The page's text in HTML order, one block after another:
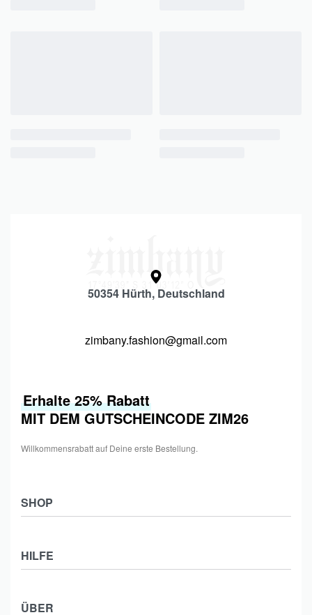
50354 Hürth, Deutschland
zimbany.fashion@gmail.com
SHOP
Collections
Männer
HILFE
Zahlung & Versand
ÜBER
Erhalte 25% Rabatt
MIT DEM GUTSCHEINCODE ZIM26
Willkommensrabatt auf Deine erste Bestellung.